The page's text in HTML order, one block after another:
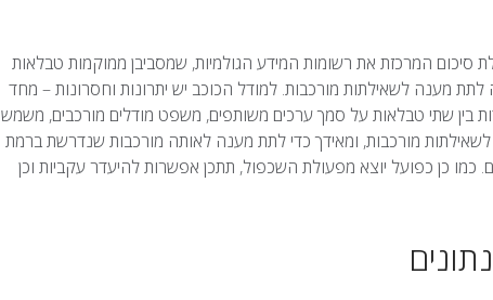
סיכום המרכזת את רשומות המידע הגולמיות, שמסביבן ממוקמות טבלאות
מענה לשאילתות מורכבות. למודל הכוכב יש יתרונות וחסרונות – מחד
בין שתי טבלאות על סמך ערכים משותפים, משפט מודלים מורכבים, משמש
מורכבות, ומאידך כדי לתת מענה לאותה מורכבות שנדרשת ברמת
כמו כן כפועל יוצא מפעולת השכפול, תתכן אפשרות להיעדר עקביות וכן